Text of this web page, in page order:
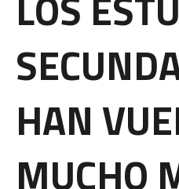
HAN
MUCHO